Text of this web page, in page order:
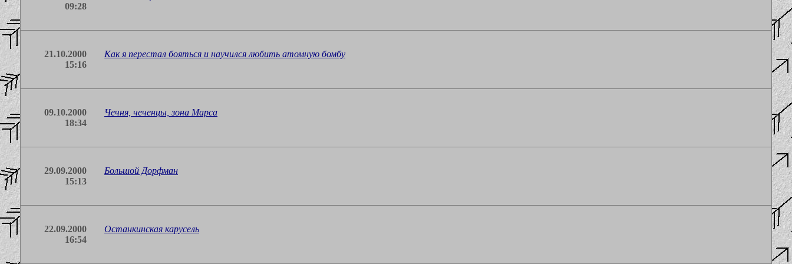
09:28
21.10.2000
15:16
Как я перестал бояться и научился любить атомную бомбу
09.10.2000
18:34
Чечня, чеченцы, зона Марса
29.09.2000
15:13
Большой Дорфман
22.09.2000
16:54
Останкинская карусель